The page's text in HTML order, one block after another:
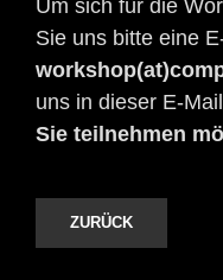
Um sich für die
Sie uns bitte eine
uns in dieser E-
Sie teilnehmen
ZURÜCK